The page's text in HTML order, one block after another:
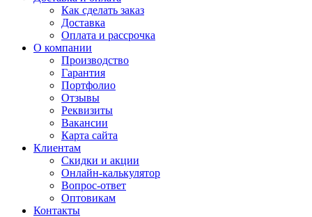
Как сделать заказ
Доставка
Оплата и рассрочка
О компании
Производство
Гарантия
Портфолио
Отзывы
Реквизиты
Вакансии
Карта сайта
Клиентам
Скидки и акции
Онлайн-калькулятор
Вопрос-ответ
Оптовикам
Контакты